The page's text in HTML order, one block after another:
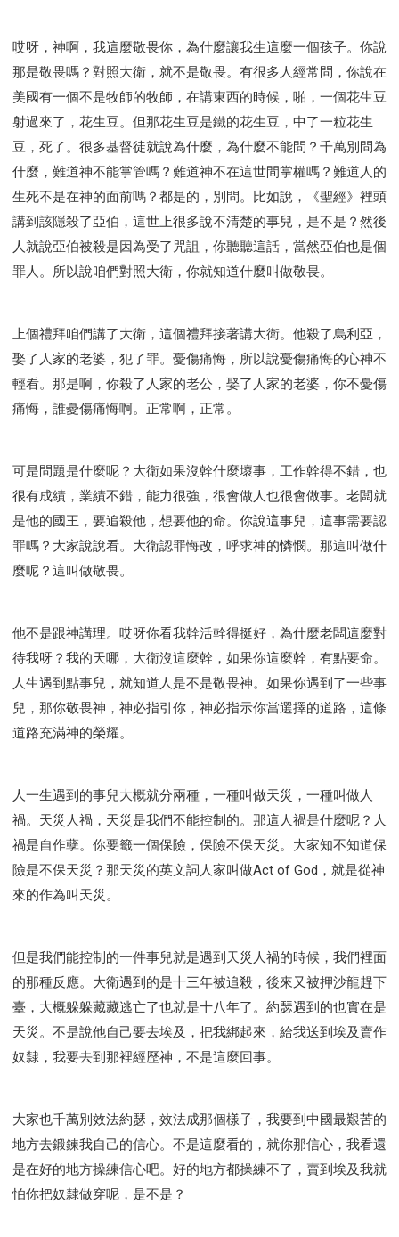
哎呀，神啊，我這麼敬畏你，為什麼讓我生這麼一個孩子。你說
那是敬畏嗎？對照大衛，就不是敬畏。有很多人經常問，你說在
美國有一個不是牧師的牧師，在講東西的時候，啪，一個花生豆
射過來了，花生豆。但那花生豆是鐵的花生豆，中了一粒花生
豆，死了。很多基督徒就說為什麼，為什麼不能問？千萬別問為
什麼，難道神不能掌管嗎？難道神不在這世間掌權嗎？難道人的
生死不是在神的面前嗎？都是的，別問。比如說，《聖經》裡頭
講到該隱殺了亞伯，這世上很多說不清楚的事兒，是不是？然後
人就說亞伯被殺是因為受了咒詛，你聽聽這話，當然亞伯也是個
罪人。所以說咱們對照大衛，你就知道什麼叫做敬畏。
上個禮拜咱們講了大衛，這個禮拜接著講大衛。他殺了烏利亞，
娶了人家的老婆，犯了罪。憂傷痛悔，所以說憂傷痛悔的心神不
輕看。那是啊，你殺了人家的老公，娶了人家的老婆，你不憂傷
痛悔，誰憂傷痛悔啊。正常啊，正常。
可是問題是什麼呢？大衛如果沒幹什麼壞事，工作幹得不錯，也
很有成績，業績不錯，能力很強，很會做人也很會做事。老闆就
是他的國王，要追殺他，想要他的命。你說這事兒，這事需要認
罪嗎？大家說說看。大衛認罪悔改，呼求神的憐憫。那這叫做什
麼呢？這叫做敬畏。
他不是跟神講理。哎呀你看我幹活幹得挺好，為什麼老闆這麼對
待我呀？我的天哪，大衛沒這麼幹，如果你這麼幹，有點要命。
人生遇到點事兒，就知道人是不是敬畏神。如果你遇到了一些事
兒，那你敬畏神，神必指引你，神必指示你當選擇的道路，這條
道路充滿神的榮耀。
人一生遇到的事兒大概就分兩種，一種叫做天災，一種叫做人
禍。天災人禍，天災是我們不能控制的。那這人禍是什麼呢？人
禍是自作孽。你要籤一個保險，保險不保天災。大家知不知道保
險是不保天災？那天災的英文詞人家叫做Act of God，就是從神
來的作為叫天災。
但是我們能控制的一件事兒就是遇到天災人禍的時候，我們裡面
的那種反應。大衛遇到的是十三年被追殺，後來又被押沙龍趕下
臺，大概躲躲藏藏逃亡了也就是十八年了。約瑟遇到的也實在是
天災。不是說他自己要去埃及，把我綁起來，給我送到埃及賣作
奴隸，我要去到那裡經歷神，不是這麼回事。
大家也千萬別效法約瑟，效法成那個樣子，我要到中國最艱苦的
地方去鍛鍊我自己的信心。不是這麼看的，就你那信心，我看還
是在好的地方操練信心吧。好的地方都操練不了，賣到埃及我就
怕你把奴隸做穿呢，是不是？